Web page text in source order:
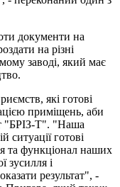
документи на
на різні
заводі, який має
які готові
приміщень, аби
"БРІЗ-Т". "Наша
ситуації готові
та функціонал наших
зусилля і
результат", -